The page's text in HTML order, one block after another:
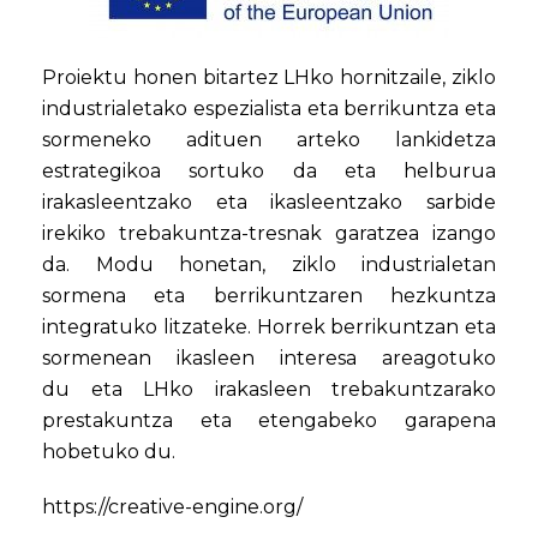
Proiektu honen bitartez LHko hornitzaile, ziklo
industrialetako espezialista eta berrikuntza eta
sormeneko adituen arteko lankidetza
estrategikoa sortuko da eta helburua
irakasleentzako eta ikasleentzako sarbide
irekiko trebakuntza-tresnak garatzea izango
da. Modu honetan, ziklo industrialetan
sormena eta berrikuntzaren hezkuntza
integratuko litzateke. Horrek berrikuntzan eta
sormenean ikasleen interesa areagotuko
du eta LHko irakasleen trebakuntzarako
prestakuntza eta etengabeko garapena
hobetuko du.
https://creative-engine.org/